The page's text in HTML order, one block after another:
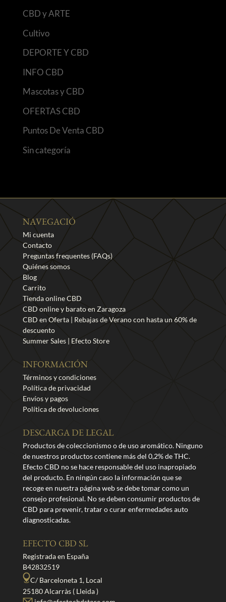
CBD y ARTE
Cultivo
DEPORTE Y CBD
INFO CBD
Mascotas y CBD
OFERTAS CBD
Puntos De Venta CBD
Sin categoría
NAVEGACIÓ
Mi cuenta
Contacto
Preguntas frequentes (FAQs)
Quiénes somos
Blog
Carrito
Tienda online CBD
CBD online y barato en Zaragoza
CBD en Oferta | Rebajas de Verano con hasta un 60% de
descuento
Summer Sales | Efecto Store
INFORMACIÓN
Términos y condiciones
Política de privacidad
Envíos y pagos
Política de devoluciones
DESCARGA DE LEGAL
Productos de coleccionismo o de uso aromático. Ninguno
de nuestros productos contiene más del 0,2% de THC.
Efecto CBD no se hace responsable del uso inapropiado
del producto. En ningún caso la información que se
recoge en nuestra página web se debe tomar como un
consejo profesional. No se deben consumir productos de
CBD para prevenir, tratar o curar enfermedades auto
diagnosticadas.
EFECTO CBD SL
Registrada en España
B42832519
C/ Barceloneta 1, Local
25180 Alcarràs ( Lleida )